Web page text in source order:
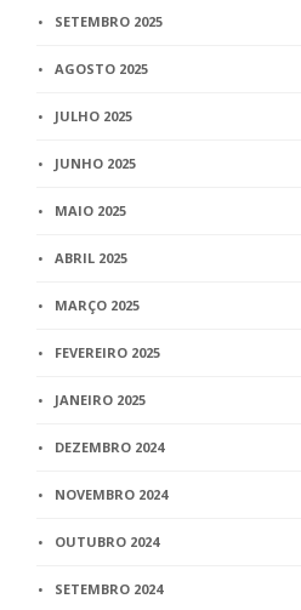
SETEMBRO 2025
AGOSTO 2025
JULHO 2025
JUNHO 2025
MAIO 2025
ABRIL 2025
MARÇO 2025
FEVEREIRO 2025
JANEIRO 2025
DEZEMBRO 2024
NOVEMBRO 2024
OUTUBRO 2024
SETEMBRO 2024